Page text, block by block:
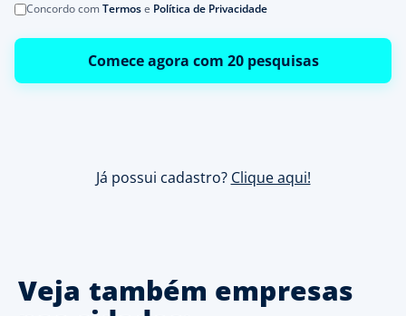
Concordo comTermose Política de Privacidade
Comece agora com 20 pesquisas
Já possui cadastro? Clique aqui!
Veja também empresas